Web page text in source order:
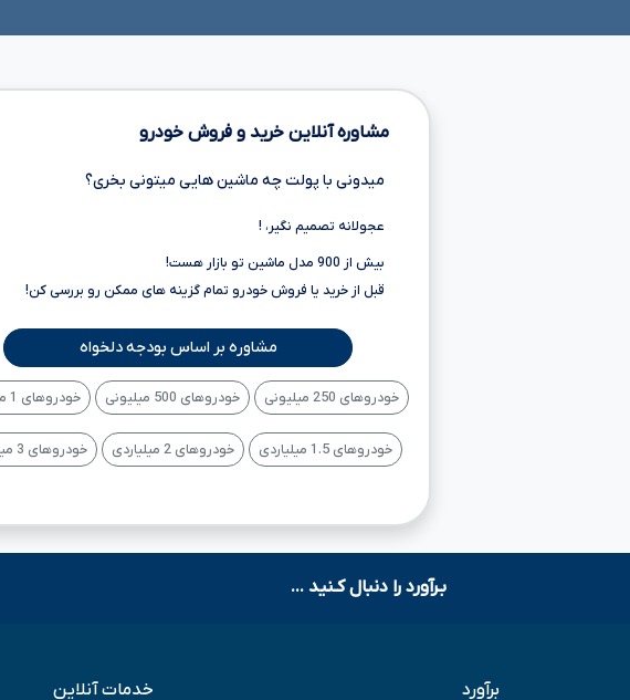
مشاوره آنلاین خرید و فروش خودرو
میدونی با پولت چه ماشین هایی میتونی بخری؟
عجولانه تصمیم نگیر، !
بیش از 900 مدل ماشین تو بازار هست!
قبل از خرید یا فروش خودرو تمام گزینه های ممکن رو بررسی کن!
مشاوره بر اساس بودجه دلخواه
خودروهای 250 میلیونی خودروهای 500 میلیونی خودروهای 1 میلیاردی
خودروهای 1.5 میلیاردی خودروهای 2 میلیاردی خودروهای 3 میلیاردی
بـرآورد را دنبال کـنید ...
برآورد خدمات آنلاین